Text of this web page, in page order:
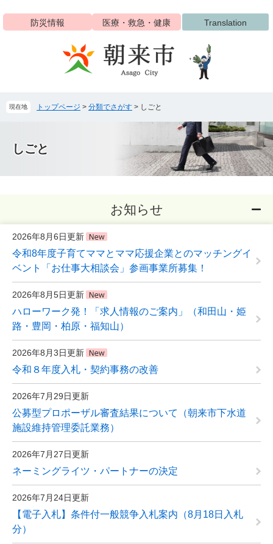
ジ
ュ
防災情報 医療・救急・健康 Translation
現在地 トップページ > 分類でさがす > しごと
しごと
お知らせ
2026年8月6日更新
令和8年度子育てママとママ応援企業とのマッチングイ
ベント「お仕事大相談会」参画事業所募集！
2026年8月5日更新
ハローワーク発！「求人情報のご案内」（和田山・姫
路・豊岡・柏原・福知山）
2026年8月3日更新
令和８年度入札・契約事務の改善
2026年7月29日更新
公募型プロポーザル審査結果について（朝来市下水道
施設維持管理委託業務）
2026年7月27日更新
ネーミングライツ・パートナーの決定
2026年7月24日更新
【電子入札】条件付一般競争入札案内（8月18日入札
分）